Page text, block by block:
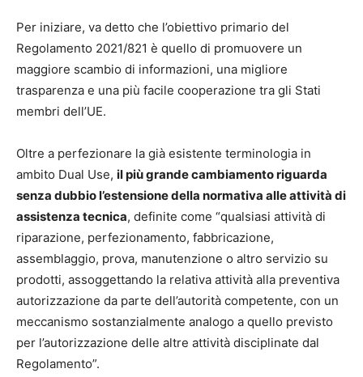
Per iniziare, va detto che l’obiettivo primario del
Regolamento 2021/821 è quello di promuovere un
maggiore scambio di informazioni, una migliore
trasparenza e una più facile cooperazione tra gli Stati
membri dell’UE.
Oltre a perfezionare la già esistente terminologia in
ambito Dual Use, il più grande cambiamento riguarda
senza dubbio l’estensione della normativa alle attività di
assistenza tecnica, definite come “qualsiasi attività di
riparazione, perfezionamento, fabbricazione,
assemblaggio, prova, manutenzione o altro servizio su
prodotti, assoggettando la relativa attività alla preventiva
autorizzazione da parte dell’autorità competente, con un
meccanismo sostanzialmente analogo a quello previsto
per l’autorizzazione delle altre attività disciplinate dal
Regolamento”.